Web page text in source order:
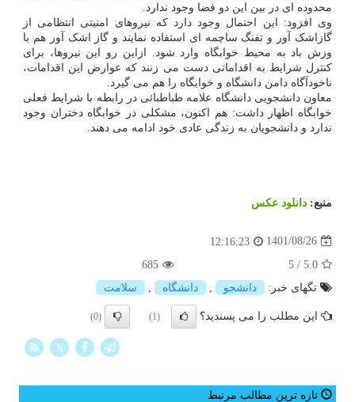
محدوده ای در بین این دو فضا وجود ندارد.
وی افزود: این احتمال وجود دارد که نیروهای امنیتی انتظامی از
گازاشک آور و تفنگ ساچمه ای استفاده نمایند و گاز اشک آور هم با
وزش باد به محیط خوابگاه وارد شود. ازاین رو این نیروها، برای
کنترل شرایط به اقداماتی دست می زنند که عوارض این اقدامات،
ناخودآگاه دامن دانشگاه و خوابگاه را هم می گیرد.
معاون دانشجویی دانشگاه علامه طباطبائی در رابطه با شرایط فعلی
خوابگاه اظهار داشت: هم اکنون، مشکلی در خوابگاه دختران وجود
ندارد و دانشجویان به زندگی عادی خود ادامه می دهند.
منبع: دانلود عكس
1401/08/26
12:16:23
5.0
/
5
685
تگهای خبر:
دانشجو دانشگاه سلامت
این مطلب را می پسندید؟ (1)
(0)
X
تازه ترین مطالب مرتبط